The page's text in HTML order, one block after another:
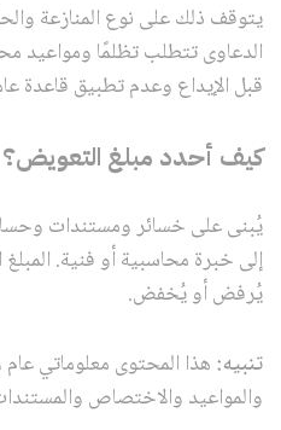
يتوقف ذلك على نوع المنازعة
الدعاوى تتطلب تظلمًا ومواعيد
قبل الإيداع وعدم تطبيق قاعدة
كيف أحدد مبلغ التعويض؟
يُبنى على خسائر ومستندات
إلى خبرة محاسبية أو فنية.
يُرفض أو يُخفض.
تنبيه: هذا المحتوى معلوماتي
والمواعيد والاختصاص